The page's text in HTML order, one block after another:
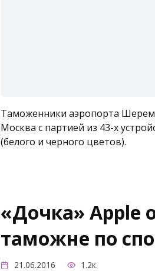
Таможенники аэропорта
Москва с партией из 43-х
(белого и черного цветов).
«Дочка» Apple
таможне по
21.06.2016 1.2к.